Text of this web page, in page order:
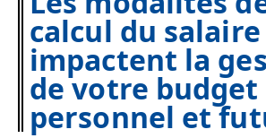
calcul du salaire
impactent la
de votre budget
personnel et